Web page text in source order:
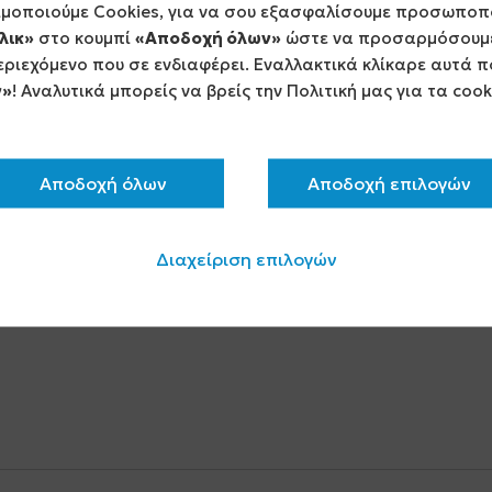
Cookies, για να σου εξασφαλίσουμε
στο κουμπί «Αποδοχή όλων» ώστε να
που σε ενδιαφέρει. Εναλλακτικά κλίκαρε αυτά
! Αναλυτικά μπορείς να βρείς την Πολιτική μας για τα
Αποδοχή όλων Αποδοχή επιλογών
Διαχείριση επιλογών